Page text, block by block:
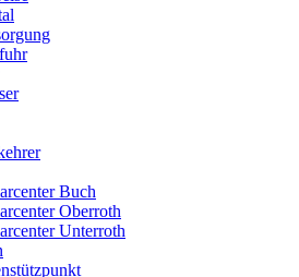
Buch
Oberroth
Unterroth